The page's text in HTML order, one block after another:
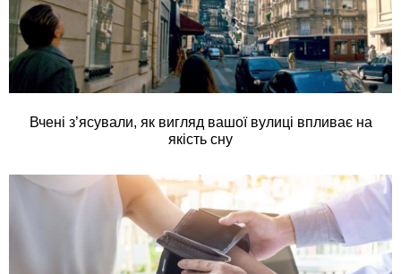
Вчені з’ясували, як вигляд вашої вулиці впливає на
якість сну